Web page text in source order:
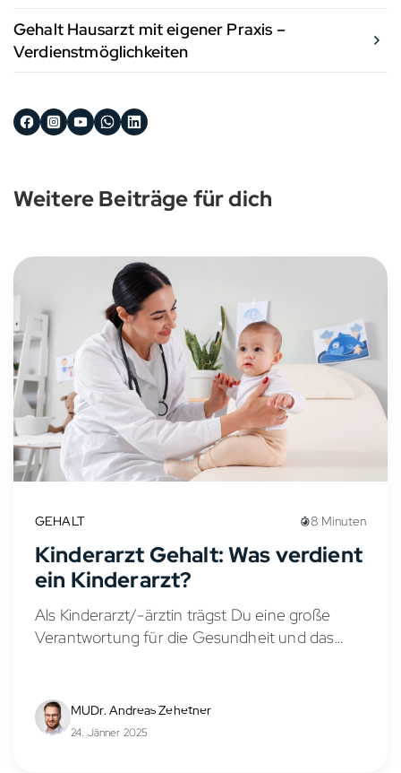
Gehalt Hausarzt mit eigener Praxis –
Verdienstmöglichkeiten
Weitere Beiträge für dich
GEHALT 8 Minuten
Kinderarzt Gehalt: Was verdient
ein Kinderarzt?
Als Kinderarzt/-ärztin trägst Du eine große
Verantwortung für die Gesundheit und das
Kinder- und Jugendmedizin aus?...
MUDr. Andreas Zehetner
24. Jänner 2025